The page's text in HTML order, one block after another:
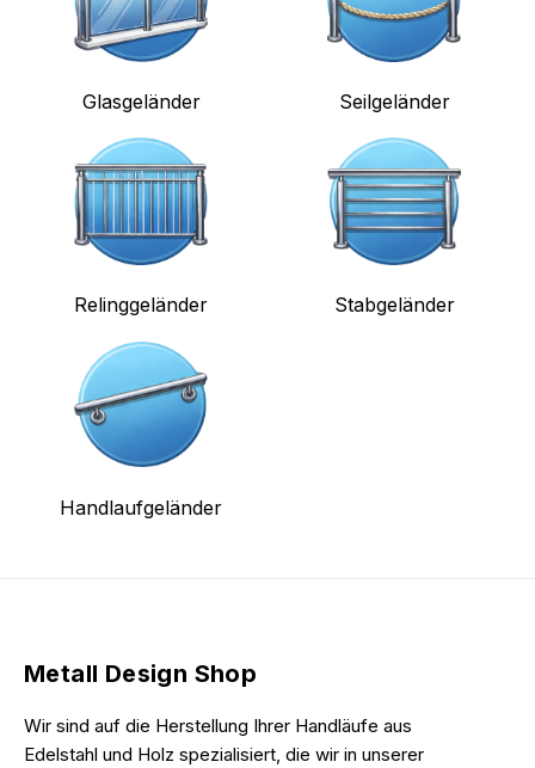
Glasgeländer Seilgeländer
Relinggeländer Stabgeländer
Handlaufgeländer
Metall Design Shop
Wir sind auf die Herstellung Ihrer Handläufe aus
Edelstahl und Holz spezialisiert, die wir in unserer